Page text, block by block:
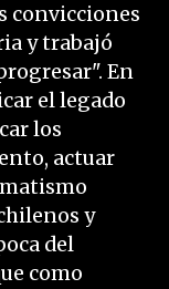
convicciones
y trabajó
En
el legado
los
actuar
y
del
como